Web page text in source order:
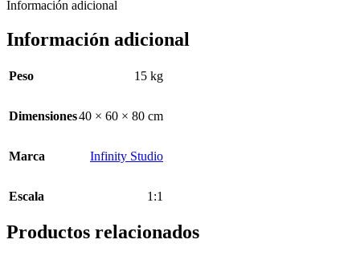
Información adicional
Información adicional
Peso 15 kg
Dimensiones40 × 60 × 80 cm
Marca Infinity Studio
Escala 1:1
Productos relacionados